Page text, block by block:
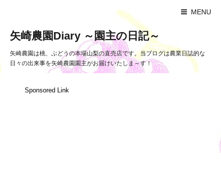
MENU
矢崎農園Diary ～園主の日記～
矢崎農園は桃、ぶどうの本場山梨の直売店です。当ブログは農業日誌的な
日々の出来事を矢崎農園園主がお届けいたしま～す！
Sponsored Link